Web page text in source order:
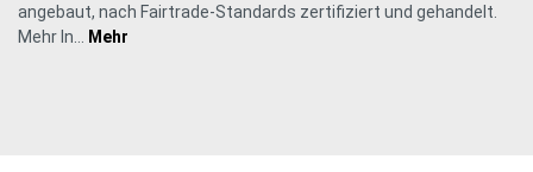
angebaut, nach Fairtrade-Standards zertifiziert und gehandelt.
Mehr In… Mehr